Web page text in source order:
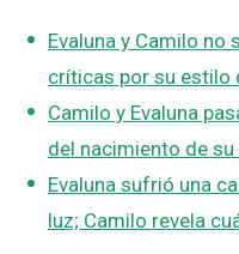
Evaluna y Camilo no
críticas por su estilo
Camilo y Evaluna
del nacimiento de
Evaluna sufrió una
luz; Camilo revela